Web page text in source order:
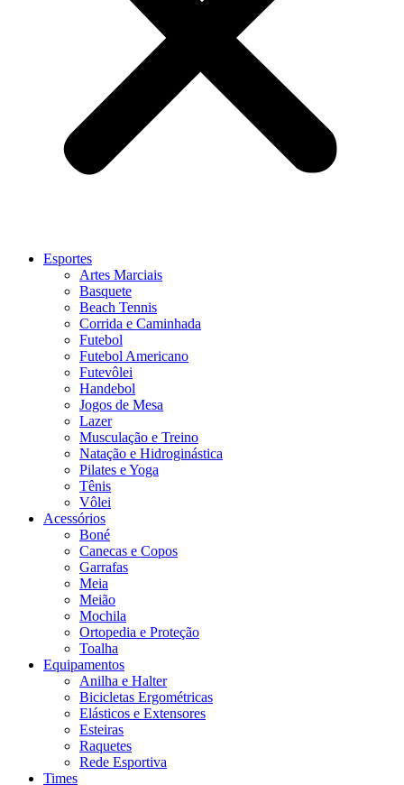
Esportes
Artes Marciais
Basquete
Beach Tennis
Corrida e Caminhada
Futebol
Futebol Americano
Futevôlei
Handebol
Jogos de Mesa
Lazer
Musculação e Treino
Natação e Hidroginástica
Pilates e Yoga
Tênis
Vôlei
Acessórios
Boné
Canecas e Copos
Garrafas
Meia
Meião
Mochila
Ortopedia e Proteção
Toalha
Equipamentos
Anilha e Halter
Bicicletas Ergométricas
Elásticos e Extensores
Esteiras
Raquetes
Rede Esportiva
Times